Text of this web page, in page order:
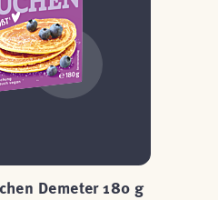
Demeter 180 g